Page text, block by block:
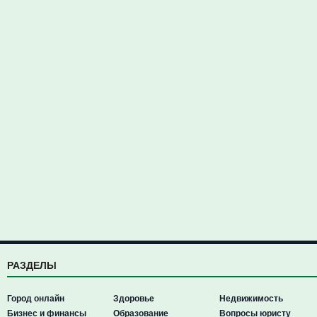
РАЗДЕЛЫ
Город онлайн
Бизнес и финансы
Здоровье
Образование
Недвижимость
Вопросы юристу